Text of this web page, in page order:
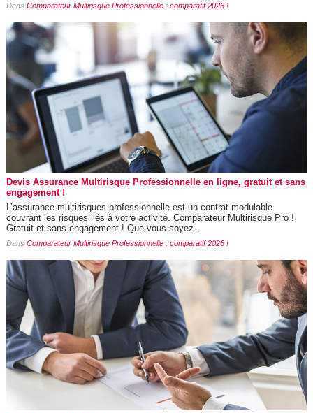
Dans Comparateur Multirisque Professionnelle : comparatif 2026 !
Devis Assurance Multirisque Professionnelle en ligne, gratuit et sans
engagement !
L’assurance multirisques professionnelle est un contrat modulable
couvrant les risques liés à votre activité. Comparateur Multirisque Pro !
Gratuit et sans engagement ! Que vous soyez...
Dans Comparateur Multirisque Professionnelle : comparatif 2026 !